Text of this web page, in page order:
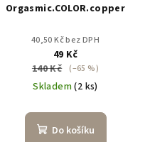
Orgasmic.COLOR.copper
40,50 Kč bez DPH
49 Kč
140 Kč
(–65 %)
Skladem(2 ks)
Do košíku